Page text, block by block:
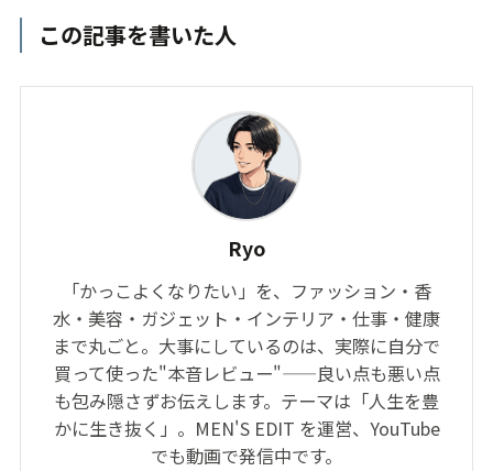
この記事を書いた人
Ryo
「かっこよくなりたい」を、ファッション・香
水・美容・ガジェット・インテリア・仕事・健康
まで丸ごと。大事にしているのは、実際に自分で
買って使った"本音レビュー"——良い点も悪い点
も包み隠さずお伝えします。テーマは「人生を豊
かに生き抜く」。MEN'S EDIT を運営、YouTube
でも動画で発信中です。